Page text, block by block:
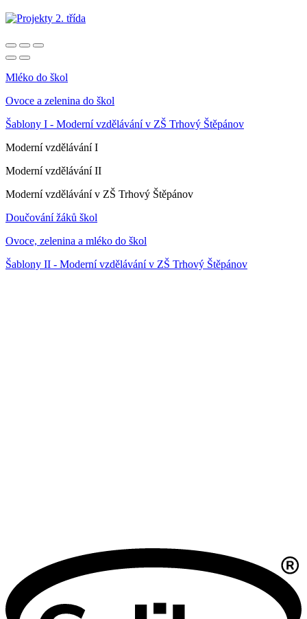
Mléko do škol
Ovoce a zelenina do škol
Šablony I - Moderní vzdělávání v ZŠ Trhový Štěpánov
Moderní vzdělávání I
Moderní vzdělávání II
Moderní vzdělávání v ZŠ Trhový Štěpánov
Doučování žáků škol
Ovoce, zelenina a mléko do škol
Šablony II - Moderní vzdělávání v ZŠ Trhový Štěpánov